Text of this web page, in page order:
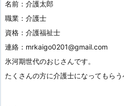
名前：介護太郎
職業：介護士
資格：介護福祉士
連絡：mrkaigo0201@gmail.com
氷河期世代のおじさんです。
たくさんの方に介護士になってもらう